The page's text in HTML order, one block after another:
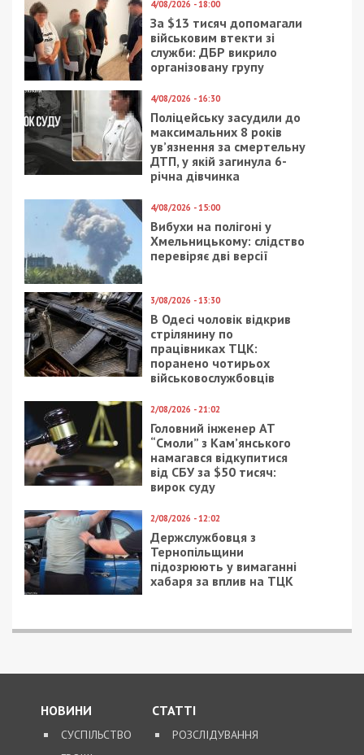
4/08/2026 - 18:00
За $13 тисяч допомагали
військовим втекти зі
служби: ДБР викрило
організовану групу
4/08/2026 - 16:30
Поліцейську засудили до
максимальних 8 років
ув’язнення за смертельну
ДТП, у якій загинула 6-
річна дівчинка
4/08/2026 - 15:00
Вибухи на полігоні у
Хмельницькому: слідство
перевіряє дві версії
3/08/2026 - 13:30
В Одесі чоловік відкрив
стрілянину по
працівниках ТЦК:
поранено чотирьох
військовослужбовців
2/08/2026 - 21:02
Головний інженер АТ
“Смоли” з Кам’янського
намагався відкупитися
від СБУ за $50 тисяч:
вирок суду
2/08/2026 - 12:02
Держслужбовця з
Тернопільщини
підозрюють у вимаганні
хабаря за вплив на ТЦК
НОВИНИ
СУСПІЛЬСТВО
СТАТТІ
РОЗСЛІДУВАННЯ